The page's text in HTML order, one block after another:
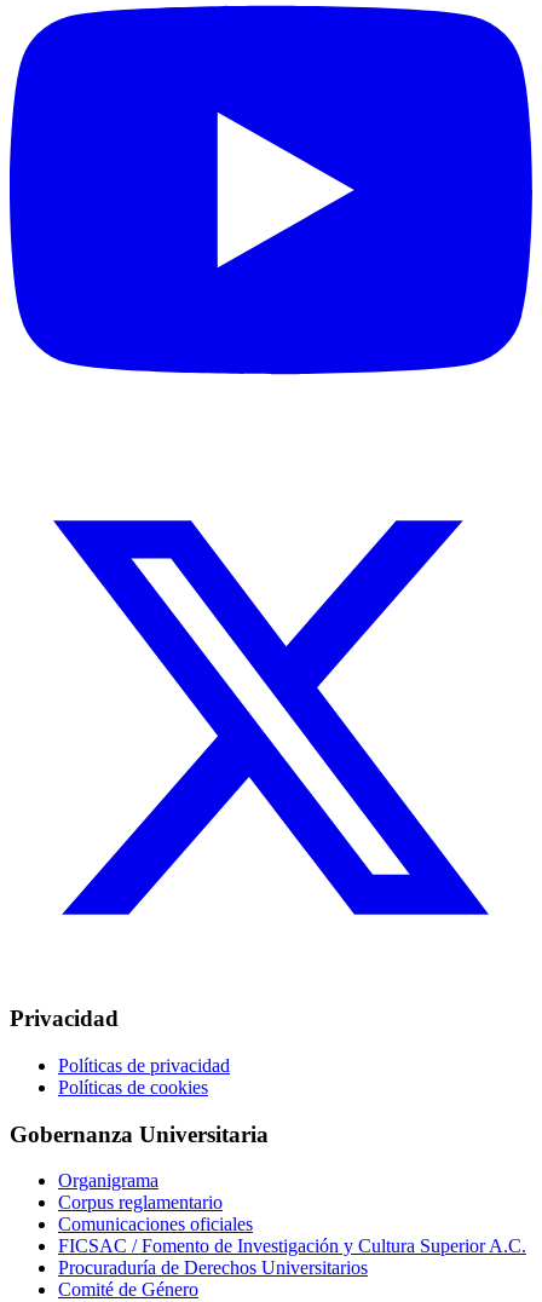
Privacidad
Políticas de privacidad
Políticas de cookies
Gobernanza Universitaria
Organigrama
Corpus reglamentario
Comunicaciones oficiales
FICSAC / Fomento de Investigación y Cultura Superior A.C.
Procuraduría de Derechos Universitarios
Comité de Género